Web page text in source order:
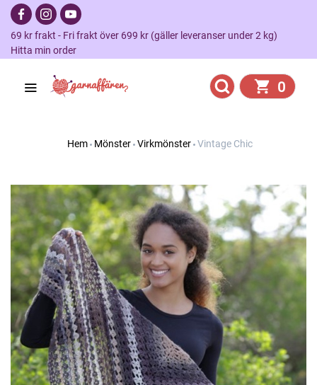
69 kr frakt - Fri frakt över 699 kr (gäller leveranser under 2 kg)
Hitta min order
0
Hem Mönster Virkmönster Vintage Chic